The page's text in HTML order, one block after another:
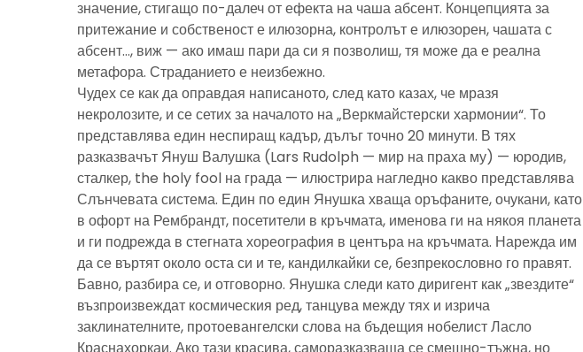
значение, стигащо по-далеч от ефекта на чаша абсент. Концепцията за
притежание и собственост е илюзорна, контролът е илюзорен, чашата с
абсент…, виж — ако имаш пари да си я позволиш, тя може да е реална
метафора. Страданието е неизбежно.
Чудех се как да оправдая написаното, след като казах, че мразя
некролозите, и се сетих за началото на „Веркмайстерски хармонии“. То
представлява един неспиращ кадър, дълъг точно 20 минути. В тях
разказвачът Януш Валушка (Lars Rudolph — мир на праха му) — юродив,
сталкер, the holy fool на града — илюстрира нагледно какво представлява
Слънчевата система. Един по един Янушка хваща оръфаните, очукани, като
в офорт на Рембрандт, посетители в кръчмата, именова ги на някоя планета
и ги подрежда в стегната хореография в центъра на кръчмата. Нарежда им
да се въртят около оста си и те, кандилкайки се, безпрекословно го правят.
Бавно, разбира се, и отговорно. Янушка следи като диригент как „звездите“
възпроизвеждат космическия ред, танцува между тях и изрича
заклинателните, протоевангелски слова на бъдещия нобелист Ласло